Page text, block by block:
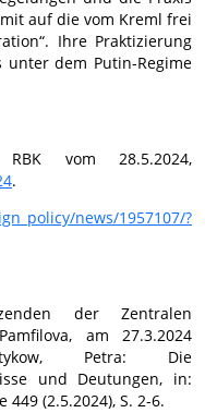
auf die vom Kreml frei
Ihre Praktizierung
dem Putin-Regime
vom 28.5.2024,
.
news/1957107/?
der Zentralen
am 27.3.2024
Petra: Die
und Deutungen, in:
(2.5.2024), S. 2-6.